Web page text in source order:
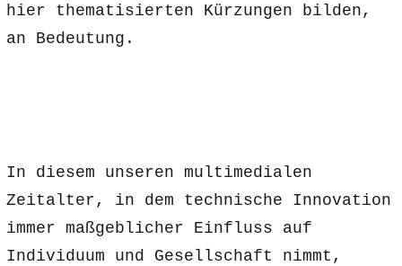
hier thematisierten Kürzungen bilden,
an Bedeutung.
In diesem unseren multimedialen
Zeitalter, in dem technische Innovation
immer maßgeblicher Einfluss auf
Individuum und Gesellschaft nimmt,